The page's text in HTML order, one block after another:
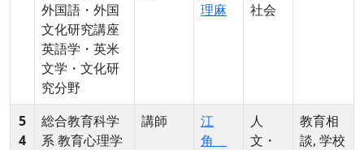
外国語・外国
文化研究講座
英語学・英米
文学・文化研
究分野
理麻
社会
5
4
総合教育科学
系 教育心理学
講師
江
角
人
文・
教育相
談, 学校